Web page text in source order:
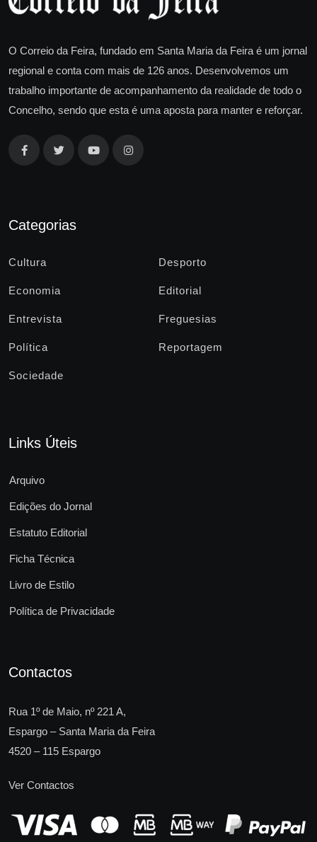
O Correio da Feira, fundado em Santa Maria da Feira é um jornal
regional e conta com mais de 126 anos. Desenvolvemos um
trabalho importante de acompanhamento da realidade de todo o
Concelho, sendo que esta é uma aposta para manter e reforçar.
Categorias
Cultura Desporto
Economia Editorial
Entrevista Freguesias
Política Reportagem
Sociedade
Links Úteis
Arquivo
Edições do Jornal
Estatuto Editorial
Ficha Técnica
Livro de Estilo
Política de Privacidade
Contactos
Rua 1º de Maio, nº 221 A,
Espargo – Santa Maria da Feira
4520 – 115 Espargo
Ver Contactos